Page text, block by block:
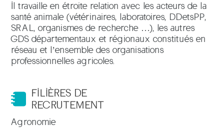
Il travaille en étroite relation avec les acteurs de la
santé animale (vétérinaires, laboratoires, DDetsPP,
SRAL, organismes de recherche …), les autres
GDS départementaux et régionaux constitués en
réseau et l’ensemble des organisations
professionnelles agricoles.
FILIÈRES DE
RECRUTEMENT
Agronomie